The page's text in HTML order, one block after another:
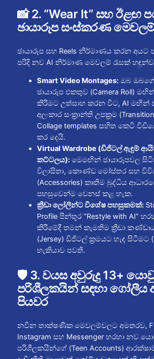
📸 2. “Wear It” සහ ඊළඟ
ඡායාරූප සංස්කරණ
ඡායාරූප සහ Reels නිර්මාණය කරන
පරිදි නව AI නිර්මාණ මෙවලම් රැසක්
Smart Video Montages:ඔබ
ඡායාරූප එකතුව (Camera Roll)
කිරීමට උත්සාහ කරන විට, AI මඟින්
අලංකාර සංක්‍රාන්ති උපක්‍රම
Collage templates සහිත කෙටි
කර දෙයි.
Virtual Wardrobe (ඩිජිටල් ඇඳුම්
කට්ටලය):මෙමඟින් ඡායාරූපවල
විලාසිතා, කොණ්ඩ මෝස්තර සහ විවිධ
(Accessories) කෘතිම බුද්ධිය
පහසුවෙන්ම වෙනස් කළ හැක.
ක්‍රීඩා ලෝලීන්ට විශේෂ පහසුකමක්:
Profile පින්තූර “Restyle with AI”
කිරීමේදී තමන් කැමතිම ක්‍රීඩා
(Jersey) ඩිජිටල් ක්‍රමයට හැඳ සිටීමට
හැකියාව පවතී.
🛡️ 3. වයස අවුරුදු 13+
පරිශීලකයින් සඳහා ගෝලීය
පියවර
නවීන තාක්ෂණික මෙවලම්වලට අමතරව,
Instagram සහ Messenger හරහා නව
පරිශීලකයින්ගේ (Teen Accounts)